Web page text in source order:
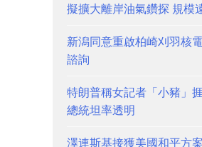
擬擴大離岸油氣鑽探 規模
新潟同意重啟柏崎刈羽核
諮詢
特朗普稱女記者「小豬」
總統坦率透明
澤連斯基接獲美國和平方